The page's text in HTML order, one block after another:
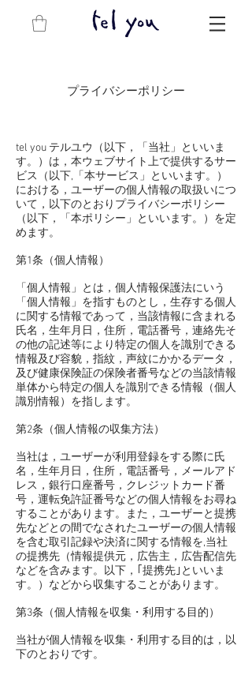
プライバシーポリシー
tel you テルユウ（以下，「当社」といいま
す。）は，本ウェブサイト上で提供するサー
ビス（以下,「本サービス」といいます。）
における，ユーザーの個人情報の取扱いにつ
いて，以下のとおりプライバシーポリシー
（以下，「本ポリシー」といいます。）を定
めます。
第1条（個人情報）
「個人情報」とは，個人情報保護法にいう
「個人情報」を指すものとし，生存する個人
に関する情報であって，当該情報に含まれる
氏名，生年月日，住所，電話番号，連絡先そ
の他の記述等により特定の個人を識別できる
情報及び容貌，指紋，声紋にかかるデータ，
及び健康保険証の保険者番号などの当該情報
単体から特定の個人を識別できる情報（個人
識別情報）を指します。
第2条（個人情報の収集方法）
当社は，ユーザーが利用登録をする際に氏
名，生年月日，住所，電話番号，メールアド
レス，銀行口座番号，クレジットカード番
号，運転免許証番号などの個人情報をお尋ね
することがあります。また，ユーザーと提携
先などとの間でなされたユーザーの個人情報
を含む取引記録や決済に関する情報を,当社
の提携先（情報提供元，広告主，広告配信先
などを含みます。以下，｢提携先｣といいま
す。）などから収集することがあります。
第3条（個人情報を収集・利用する目的）
当社が個人情報を収集・利用する目的は，以
下のとおりです。